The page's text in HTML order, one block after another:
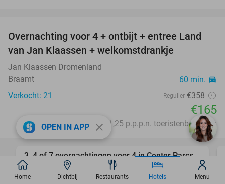
54%
Overnachting voor 4 + ontbijt + entree Land
van Jan Klaassen + welkomstdrankje
Jan Klaassen Dromenland
Braamt
60 min. directions_car
Verkocht: 21 Regulier €358
€165
Excl. ca. €1,25 p.p.p.n. toeristenbelasting
15%
favorite_border
3, 4 of 7 overnachtingen voor 4 in Center Parcs
Erperheide
OPEN IN APP close
Home Dichtbij Restaurants Hotels Menu